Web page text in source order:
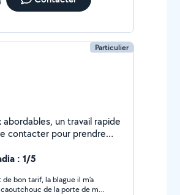
Particulier
un travail rapide
contacter pour prendre
: 1/5
bon tarif, la blague il m’a
de la porte de ma